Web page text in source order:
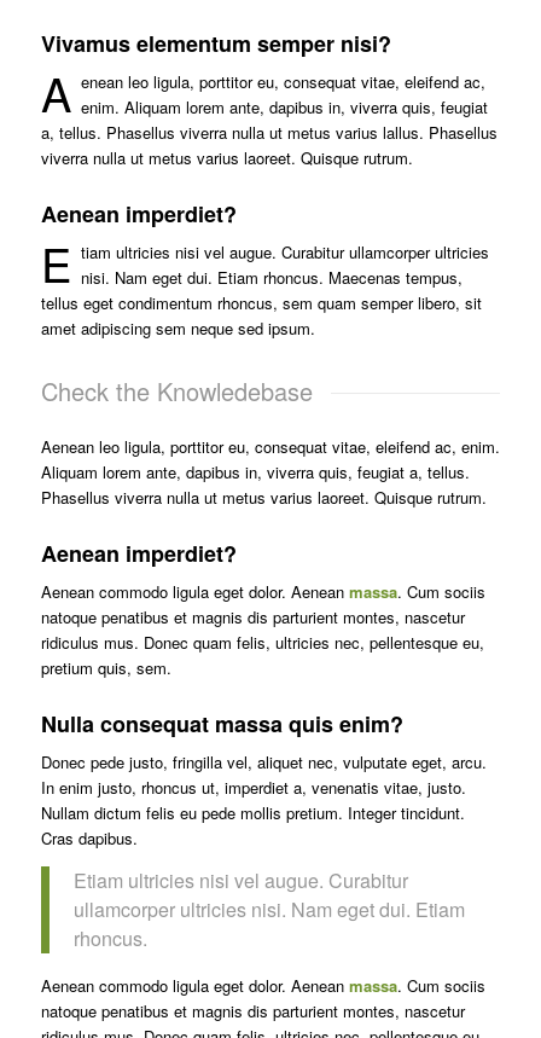
Vivamus elementum semper nisi?
A enean leo ligula, porttitor eu, consequat vitae, eleifend ac,
enim. Aliquam lorem ante, dapibus in, viverra quis, feugiat
a, tellus. Phasellus viverra nulla ut metus varius lallus. Phasellus
viverra nulla ut metus varius laoreet. Quisque rutrum.
Aenean imperdiet?
E tiam ultricies nisi vel augue. Curabitur ullamcorper ultricies
nisi. Nam eget dui. Etiam rhoncus. Maecenas tempus,
tellus eget condimentum rhoncus, sem quam semper libero, sit
amet adipiscing sem neque sed ipsum.
Check the Knowledebase
Aenean leo ligula, porttitor eu, consequat vitae, eleifend ac, enim.
Aliquam lorem ante, dapibus in, viverra quis, feugiat a, tellus.
Phasellus viverra nulla ut metus varius laoreet. Quisque rutrum.
Aenean imperdiet?
Aenean commodo ligula eget dolor. Aenean massa. Cum sociis
natoque penatibus et magnis dis parturient montes, nascetur
ridiculus mus. Donec quam felis, ultricies nec, pellentesque eu,
pretium quis, sem.
Nulla consequat massa quis enim?
Donec pede justo, fringilla vel, aliquet nec, vulputate eget, arcu.
In enim justo, rhoncus ut, imperdiet a, venenatis vitae, justo.
Nullam dictum felis eu pede mollis pretium. Integer tincidunt.
Cras dapibus.
Etiam ultricies nisi vel augue. Curabitur
ullamcorper ultricies nisi. Nam eget dui. Etiam
rhoncus.
Aenean commodo ligula eget dolor. Aenean massa. Cum sociis
natoque penatibus et magnis dis parturient montes, nascetur